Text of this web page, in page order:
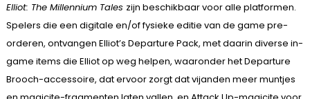
Elliot: The Millennium Tales zijn beschikbaar voor alle platformen.
Spelers die een digitale en/of fysieke editie van de game pre-
orderen, ontvangen Elliot’s Departure Pack, met daarin diverse in-
game items die Elliot op weg helpen, waaronder het Departure
Brooch-accessoire, dat ervoor zorgt dat vijanden meer muntjes